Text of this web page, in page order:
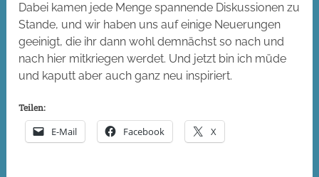
Dabei kamen jede Menge spannende Diskussionen zu
Stande, und wir haben uns auf einige Neuerungen
geeinigt, die ihr dann wohl demnächst so nach und
nach hier mitkriegen werdet. Und jetzt bin ich müde
und kaputt aber auch ganz neu inspiriert.
Teilen:
E-Mail Facebook X